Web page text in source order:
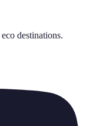
eco destinations.